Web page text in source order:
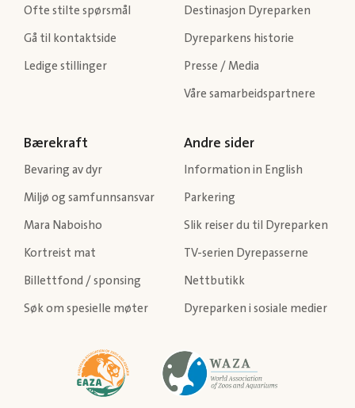
Ofte stilte spørsmål
Gå til kontaktside
Ledige stillinger
Destinasjon Dyreparken
Dyreparkens historie
Presse / Media
Våre samarbeidspartnere
Bærekraft
Bevaring av dyr
Miljø og samfunnsansvar
Mara Naboisho
Kortreist mat
Billettfond / sponsing
Søk om spesielle møter
Andre sider
Information in English
Parkering
Slik reiser du til Dyreparken
TV-serien Dyrepasserne
Nettbutikk
Dyreparken i sosiale medier